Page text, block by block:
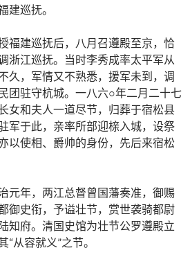
建巡抚。
福建巡抚后，八月召遵殿至京，恰
浙江巡抚。当时李秀成率太平军从
久，军情又不熟悉，援军未到，调
团驻守杭城。一八六○年二月二十七
女和夫人一道尽节，归葬于宿松县
军于此，亲率所部迎榇入城，设祭
以使相、爵帅的身份，先后来宿松
元年，两江总督曾国藩奏准，御赐
御史衔，予谥壮节，赏世袭骑都尉
知府。清国史馆为壮节公罗遵殿立
从容就义”之节。